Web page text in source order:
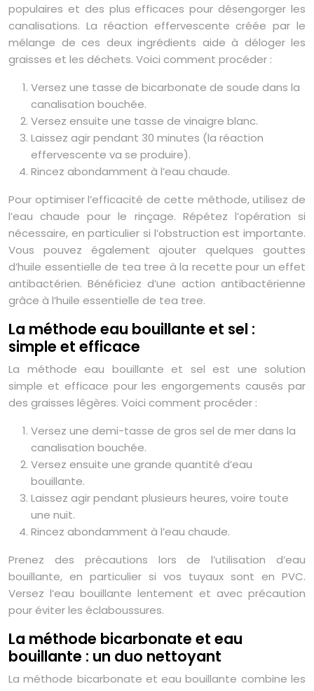
populaires et des plus efficaces pour désengorger les
canalisations. La réaction effervescente créée par le
mélange de ces deux ingrédients aide à déloger les
graisses et les déchets. Voici comment procéder :
Versez une tasse de bicarbonate de soude dans la
canalisation bouchée.
Versez ensuite une tasse de vinaigre blanc.
Laissez agir pendant 30 minutes (la réaction
effervescente va se produire).
Rincez abondamment à l’eau chaude.
Pour optimiser l’efficacité de cette méthode, utilisez de
l’eau chaude pour le rinçage. Répétez l’opération si
nécessaire, en particulier si l’obstruction est importante.
Vous pouvez également ajouter quelques gouttes
d’huile essentielle de tea tree à la recette pour un effet
antibactérien. Bénéficiez d’une action antibactérienne
grâce à l’huile essentielle de tea tree.
La méthode eau bouillante et sel :
simple et efficace
La méthode eau bouillante et sel est une solution
simple et efficace pour les engorgements causés par
des graisses légères. Voici comment procéder :
Versez une demi-tasse de gros sel de mer dans la
canalisation bouchée.
Versez ensuite une grande quantité d’eau
bouillante.
Laissez agir pendant plusieurs heures, voire toute
une nuit.
Rincez abondamment à l’eau chaude.
Prenez des précautions lors de l’utilisation d’eau
bouillante, en particulier si vos tuyaux sont en PVC.
Versez l’eau bouillante lentement et avec précaution
pour éviter les éclaboussures.
La méthode bicarbonate et eau
bouillante : un duo nettoyant
La méthode bicarbonate et eau bouillante combine les